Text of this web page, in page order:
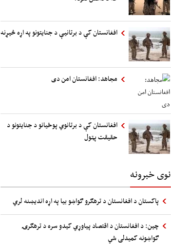
افغانستان کې د برتانیې د جنایتونو په اړه څیړنه
مجاهد: افغانستان امن دی
افغانستان کې د برتانوي پوځیانو د جنایتونو د
حقیقت پټول
نوی خبرونه
پاکستان د افغانستان د ترهګرو ګواښو بیا په اړه اندیښنه لري
چین: د افغانستان د اقتصاد پیاوړي کیدو سره د ترهګرۍ
ګواښونه کمیدلی شي